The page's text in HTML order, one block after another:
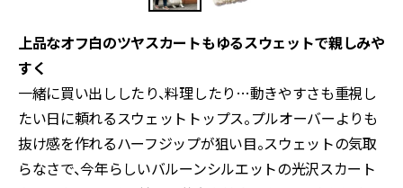
上品なオフ白のツヤスカートもゆるスウェットで親しみや
すく
一緒に買い出ししたり、料理したり…動きやすさも重視し
たい日に頼れるスウェットトップス。プルオーバーよりも
抜け感を作れるハーフジップが狙い目。スウェットの気取
らなさで、今年らしいバルーンシルエットの光沢スカート